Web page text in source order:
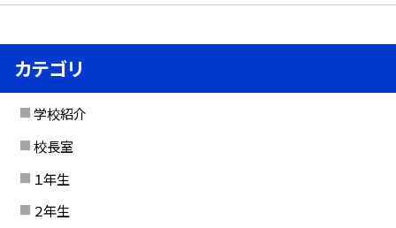
カテゴリ
学校紹介
校長室
１年生
２年生